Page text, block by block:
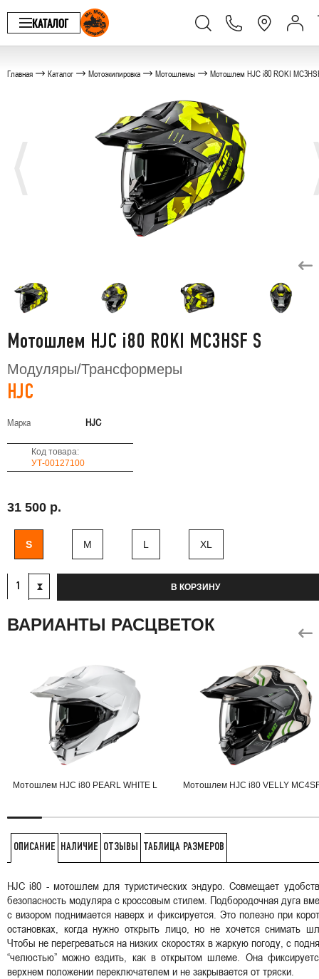
КАТАЛОГ
Главная Каталог Мотоэкипировка Мотошлемы Мотошлем HJC i80 ROKI
Мотошлем HJC i80 ROKI MC3HSF S
Модуляры/Трансформеры
HJC
Марка HJC
Код товара:
УТ-00127100
31 500 р.
S M L XL
В КОРЗИНУ
ВАРИАНТЫ РАСЦВЕТОК
Мотошлем HJC i80 PEARL WHITE L Мотошлем HJC i80 VELLY
ОПИСАНИЕ НАЛИЧИЕ ОТЗЫВЫ ТАБЛИЦА РАЗМЕРОВ
HJC i80 - мотошлем для туристических эндуро. Совмещает
безопасность модуляра с кроссовым стилем. Подбородочная дуга
с визором поднимается наверх и фиксируется. Это полезно при
остановках, когда нужно открыть лицо, но не хочется снимать
Чтобы не перегреваться на низких скоростях в жаркую погоду, с
“челюстью” можно ездить, как в открытом шлеме. Она
верхнем положении переключателем и не закрывается от тряски.